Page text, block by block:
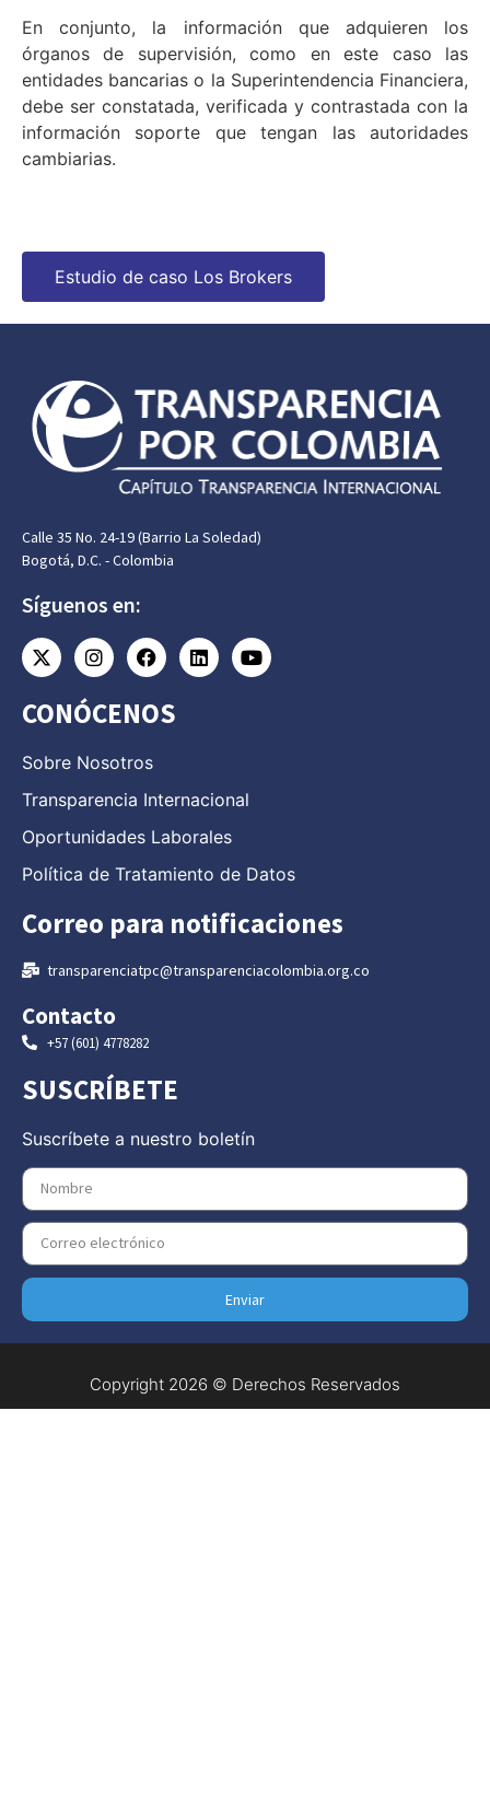
En conjunto, la información que adquieren los
órganos de supervisión, como en este caso las
entidades bancarias o la Superintendencia Financiera,
debe ser constatada, verificada y contrastada con la
información soporte que tengan las autoridades
cambiarias.
Estudio de caso Los Brokers
Calle 35 No. 24-19 (Barrio La Soledad)
Bogotá, D.C. - Colombia
Síguenos en:
CONÓCENOS
Sobre Nosotros
Transparencia Internacional
Oportunidades Laborales
Política de Tratamiento de Datos
Correo para notificaciones
transparenciatpc@transparenciacolombia.org.co
Contacto
+57 (601) 4778282
SUSCRÍBETE
Suscríbete a nuestro boletín
Enviar
Copyright 2026 © Derechos Reservados